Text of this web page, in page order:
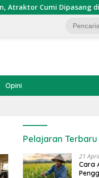
Cumi Dipasang di Coral
Opini
Pelajaran Terbaru
21
Cara